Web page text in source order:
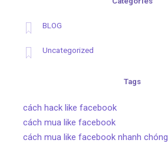
BLOG
Uncategorized
Tags
cách hack like facebook
cách mua like facebook
cách mua like facebook nhanh chóng